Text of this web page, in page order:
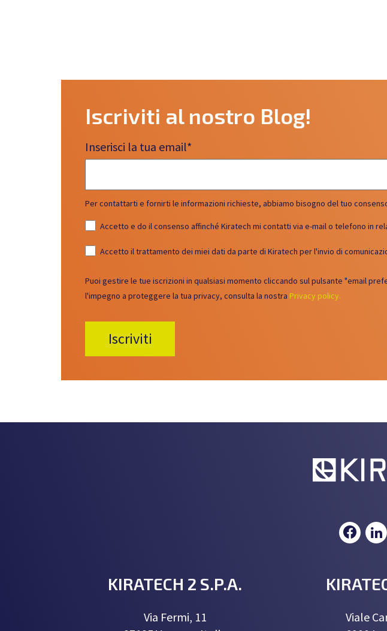
Iscriviti al nostro Blog!
Inserisci la tua email*
Per contattarti e fornirti le informazioni richieste, abbiamo bisogno del tuo
Accetto e do il consenso affinché Kiratech mi contatti via e-mail o telefono in
Accetto il trattamento dei miei dati da parte di Kiratech per l'invio di
Puoi gestire le tue iscrizioni in qualsiasi momento cliccando sul pulsante "email
l'impegno a proteggere la tua privacy, consulta la nostra Privacy policy.
KIRATECH 2 S.P.A.
Via Fermi, 11
Viale